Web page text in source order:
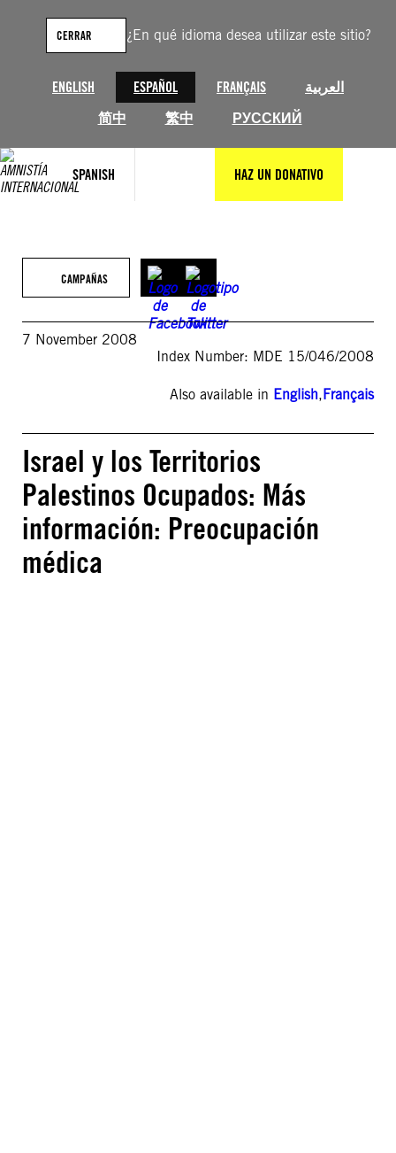
¿En qué idioma desea utilizar este sitio?
ENGLISH ESPAÑOL FRANÇAIS
العربية
简中
繁中 РУССКИЙ
CERRAR
SPANISH HAZ UN DONATIVO
contenido
CAMPAÑAS
7 November 2008
Index Number: MDE 15/046/2008
Also available in English,Français
Israel y los Territorios
Palestinos Ocupados: Más
información: Preocupación
médica